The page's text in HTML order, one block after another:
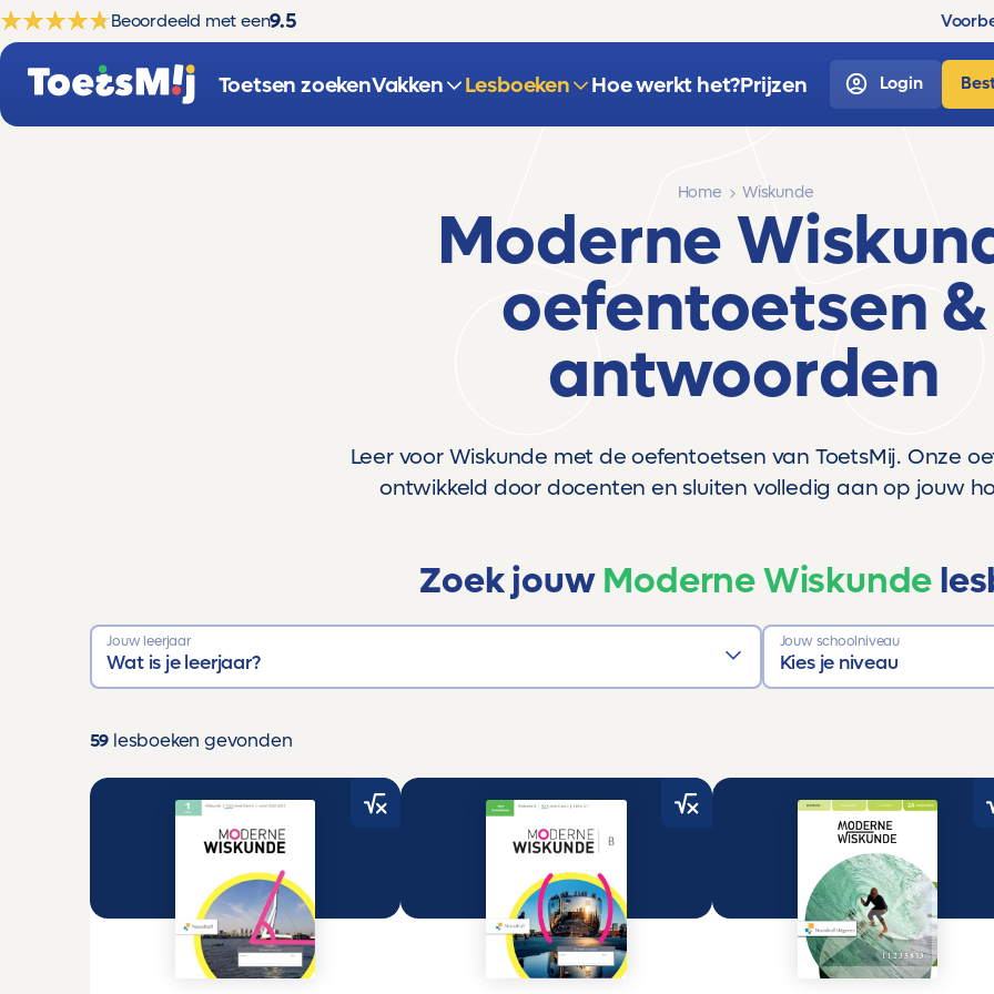
Beoordeeld met een9.5
Toetsen zoekenVakken Lesboeken Hoe werkt het?Prijzen Login
Home Wiskunde
Moderne
oefentoetsen &
antwoorden
Leer voor Wiskunde met de oefentoetsen van ToetsMij. Onze
ontwikkeld door docenten en sluiten volledig aan op jouw
Zoek jouwModerne Wiskunde
Jouw leerjaar
Wat is je leerjaar?
Jouw schoolniveau
Kies je niveau
59 lesboeken gevonden